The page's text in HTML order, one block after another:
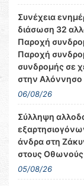
Συνέχεια
διάσωση 32
Παροχή
Παροχή
συνδρομής σε
στην Αλόννησο
06/08/26
Σύλληψη
άνδρα στη
στους Οθωνούς
05/08/26